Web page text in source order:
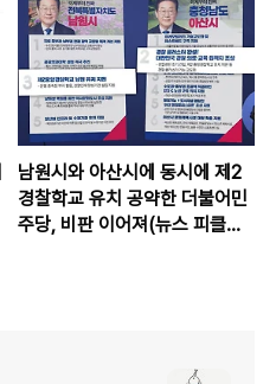
남원시와 아산시에 동시에 제2
경찰학교 유치 공약한 더불어민
주당, 비판 이어져(뉴스 피클